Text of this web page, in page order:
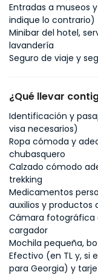
Entradas a museos
indique lo contrario)
Minibar del hotel,
lavandería
Seguro de viaje y
¿Qué llevar
Identificación y
visa necesarios)
Ropa cómoda y
chubasquero
Calzado cómodo
trekking
Medicamentos
auxilios y productos
Cámara
cargador
Mochila pequeña,
Efectivo (en TL y, si
para Georgia) y